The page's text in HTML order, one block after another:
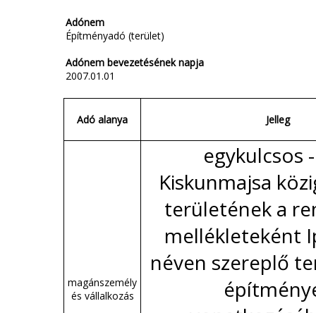
Adónem
Építményadó (terület)
Adónem bevezetésének napja
2007.01.01
Adó alanya Jelleg
magánszemély
és vállalkozás
egykulcsos
Kiskunmajsa
területének a
mellékleteként
néven szereplő